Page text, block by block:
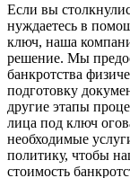
Если вы
нуждаетесь в
ключ, наша
решение. Мы
банкротства
подготовку
другие этапы
лица под ключ
необходимые
политику, чтобы
стоимость